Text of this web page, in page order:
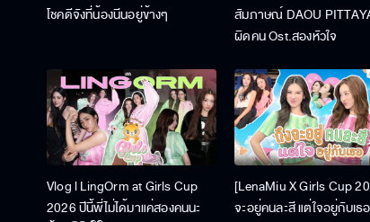
โชคดีจังที่น้องนีนอยู่ข้างๆ
สัมภาษณ์ DAOU
ผิดคน Ost.สองหัวใจ
Vlog l LingOrm at Girls Cup
2026 ปีนี้พี่ไม่ได้มาแค่สองคนนะ
[LenaMiu X Girls Cup
จะอยู่คนละสี แต่ใจอยู่กับเธอ